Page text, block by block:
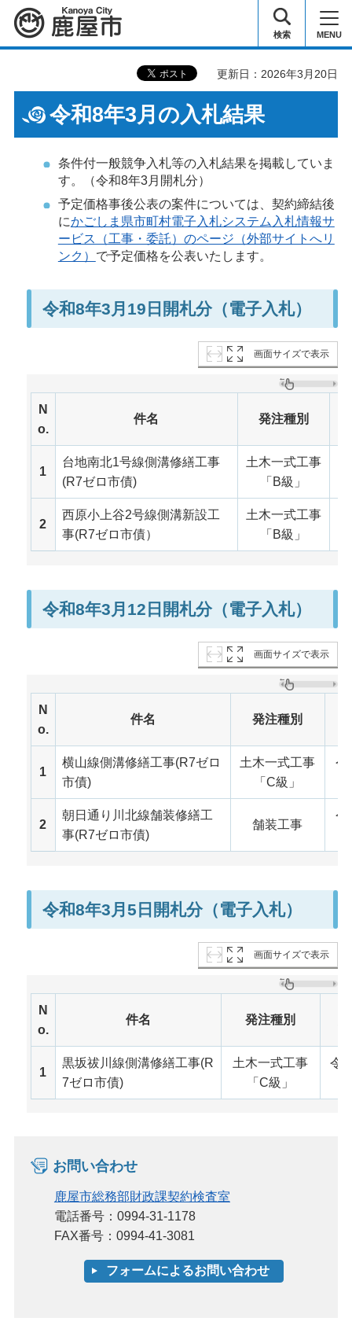
鹿屋市 検索 MENU
更新日：2026年3月20日
令和8年3月の入札結果
条件付一般競争入札等の入札結果を掲載していま
す。（令和8年3月開札分）
予定価格事後公表の案件については、契約締結後
にかごしま県市町村電子入札システム入札情報サ
ービス（工事・委託）のページ（外部サイトへリ
ンク） で予定価格を公表いたします。
令和8年3月19日開札分（電子入札）
画面サイズで表示
N
o.
件名 発注種別
1
台地南北1号線側溝修繕工事
(R7ゼロ市債)
土木一式工事
「B級」
2
西原小上谷2号線側溝新設工
事(R7ゼロ市債）
土木一式工事
「B級」
令和8年3月12日開札分（電子入札）
画面サイズで表示
N
o.
件名 発注種別
1
横山線側溝修繕工事(R7ゼロ
市債)
土木一式工事
「C級」
令
2
朝日通り川北線舗装修繕工
事(R7ゼロ市債)
舗装工事
令
令和8年3月5日開札分（電子入札）
画面サイズで表示
N
o.
件名 発注種別
1
黒坂祓川線側溝修繕工事(R
7ゼロ市債)
土木一式工事
「C級」
令
お問い合わせ
鹿屋市総務部財政課契約検査室
電話番号：0994-31-1178
FAX番号：0994-41-3081